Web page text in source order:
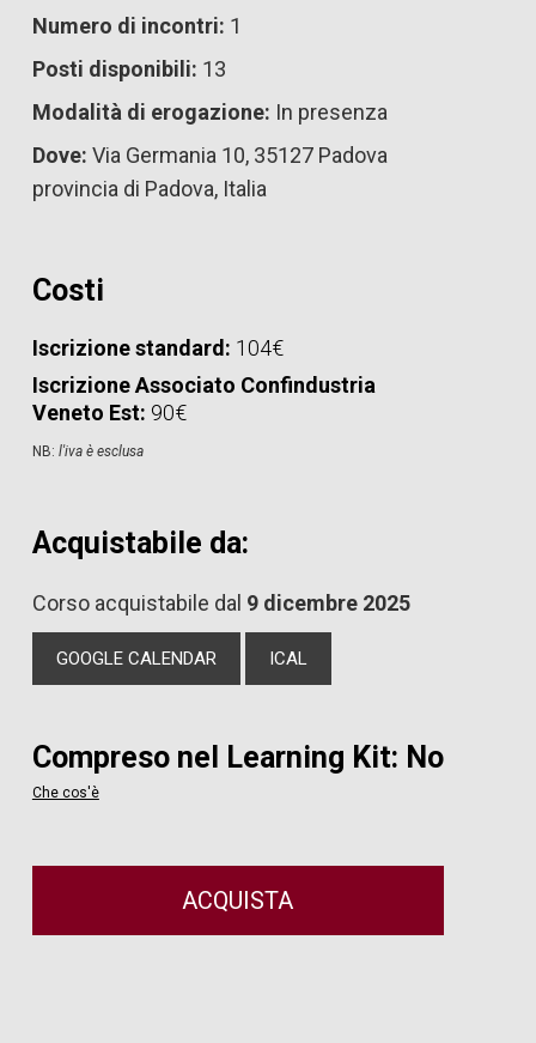
Numero di incontri: 1
Posti disponibili: 13
Modalità di erogazione: In presenza
Dove: Via Germania 10, 35127 Padova
provincia di Padova, Italia
Costi
Iscrizione standard: 104€
Iscrizione Associato Confindustria
Veneto Est: 90€
NB: l'iva è esclusa
Acquistabile da:
Corso acquistabile dal 9 dicembre 2025
GOOGLE CALENDAR ICAL
Compreso nel Learning Kit: No
Che cos'è
ACQUISTA